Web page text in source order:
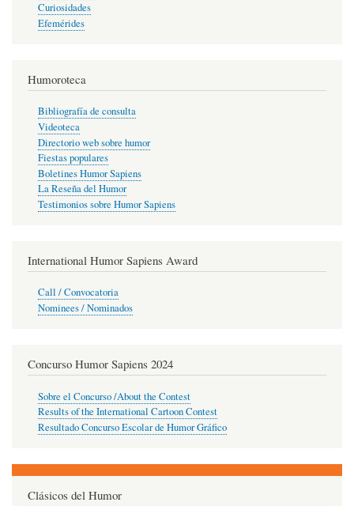
Curiosidades
Efemérides
Humoroteca
Bibliografía de consulta
Videoteca
Directorio web sobre humor
Fiestas populares
Boletines Humor Sapiens
La Reseña del Humor
Testimonios sobre Humor Sapiens
International Humor Sapiens Award
Call / Convocatoria
Nominees / Nominados
Concurso Humor Sapiens 2024
Sobre el Concurso /About the Contest
Results of the International Cartoon Contest
Resultado Concurso Escolar de Humor Gráfico
Clásicos del Humor